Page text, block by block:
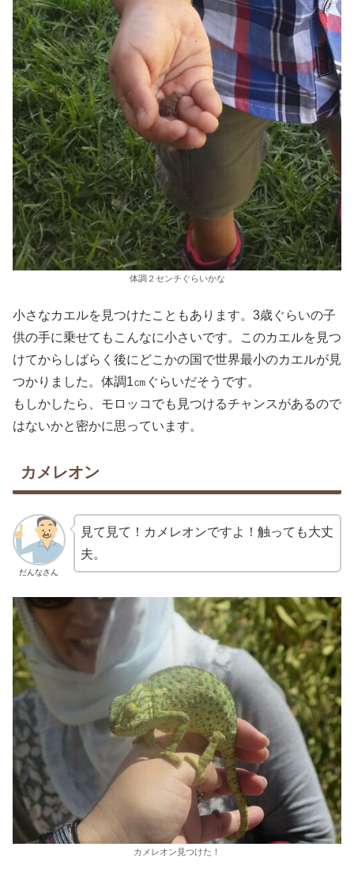
体調２センチぐらいかな
小さなカエルを見つけたこともあります。3歳ぐらいの子
供の手に乗せてもこんなに小さいです。このカエルを見つ
けてからしばらく後にどこかの国で世界最小のカエルが見
つかりました。体調1㎝ぐらいだそうです。
もしかしたら、モロッコでも見つけるチャンスがあるので
はないかと密かに思っています。
カメレオン
だんなさん
見て見て！カメレオンですよ！触っても大丈
夫。
カメレオン見つけた！